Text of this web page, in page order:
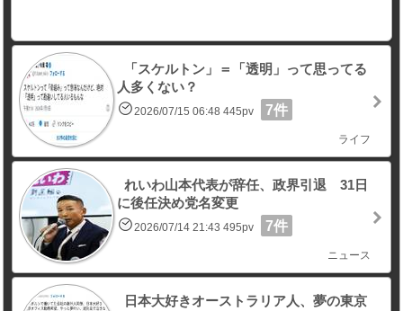
「スケルトン」＝「透明」って思ってる
人多くない？
2026/07/15 06:48 445pv 7件
ライフ
れいわ山本代表が辞任、政界引退 31日
に後任決め党名変更
2026/07/14 21:43 495pv 7件
ニュース
日本大好きオーストラリア人、夢の東京